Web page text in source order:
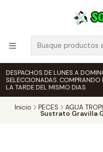
DESPACHOS DE LUNES A
SELECCIONADAS. COMPRANDO
LA TARDE DEL MISMO DIAS
Inicio PECES AGUA
Sustrato Gravilla